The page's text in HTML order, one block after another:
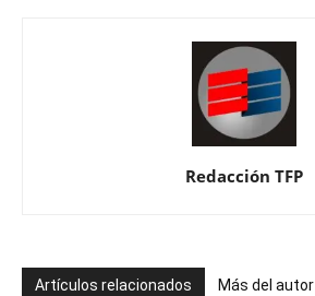
Redacción TFP
Artículos relacionados Más del autor